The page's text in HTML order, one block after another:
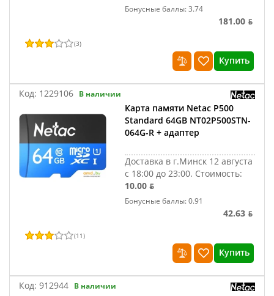
Бонусные баллы: 3.74
181.00 ƃ
(3)
Купить
Код: 1229106 В наличии
Карта памяти Netac P500
Standard 64GB NT02P500STN-
064G-R + адаптер
Доставка в г.Минск 12 августа
с 18:00 до 23:00. Стоимость:
10.00 ƃ
Бонусные баллы: 0.91
42.63 ƃ
(11)
Купить
Код: 912944 В наличии